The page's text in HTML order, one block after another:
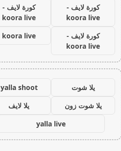
كورة لايف -
koora live
كورة لايف -
koora live
كورة لايف -
koora live
koora live
يلا شوت
yalla shoot
يلا شوت زون
يلا لايف
yalla live